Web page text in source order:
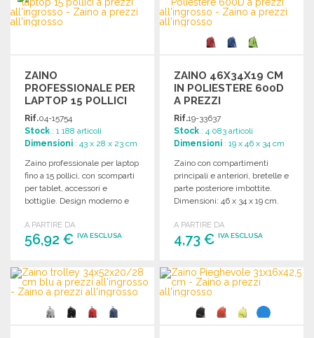
Richiedi un preventivo Richiedi un preventivo
ZAINO
PROFESSIONALE PER
LAPTOP 15 POLLICI
Rif.04-15754
Stock : 1 188 articoli
Dimensioni : 43 x 28 x 23 cm
Zaino professionale per laptop
fino a 15 pollici, con scomparti
per tablet, accessori e
bottiglie. Design moderno e
A PARTIRE DA
56,92 € IVA ESCLUSA
ORDINARE
Richiedi un preventivo
ZAINO 46X34X19 CM
IN POLIESTERE 600D
A PREZZI
ALL'INGROSSO
Rif.19-33637
Stock : 4 083 articoli
Dimensioni : 19 x 46 x 34 cm
Zaino con compartimenti
principali e anteriori, bretelle e
parte posteriore imbottite.
Dimensioni: 46 x 34 x 19 cm.
A PARTIRE DA
4,73 €IVA ESCLUSA
ORDINARE
Richiedi un preventivo